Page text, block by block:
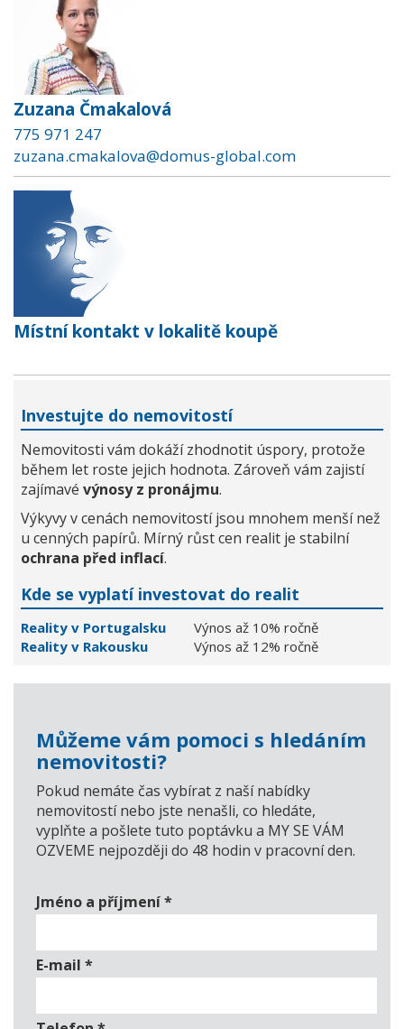
Zuzana Čmakalová
775 971 247
zuzana.cmakalova@domus-global.com
Místní kontakt v lokalitě koupě
Investujte do nemovitostí
Nemovitosti vám dokáží zhodnotit úspory, protože
během let roste jejich hodnota. Zároveň vám zajistí
zajímavé výnosy z pronájmu.
Výkyvy v cenách nemovitostí jsou mnohem menší než
u cenných papírů. Mírný růst cen realit je stabilní
ochrana před inflací.
Kde se vyplatí investovat do realit
Reality v Portugalsku
Výnos až 10% ročně
Reality v Rakousku
Výnos až 12% ročně
Můžeme vám pomoci s hledáním
nemovitosti?
Pokud nemáte čas vybírat z naší nabídky
nemovitostí nebo jste nenašli, co hledáte,
vyplňte a pošlete tuto poptávku a MY SE VÁM
OZVEME nejpozději do 48 hodin v pracovní den.
Jméno a příjmení*
E-mail *